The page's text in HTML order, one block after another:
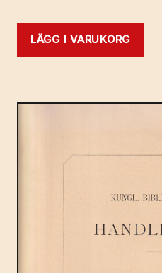
LÄGG I VARUKORG